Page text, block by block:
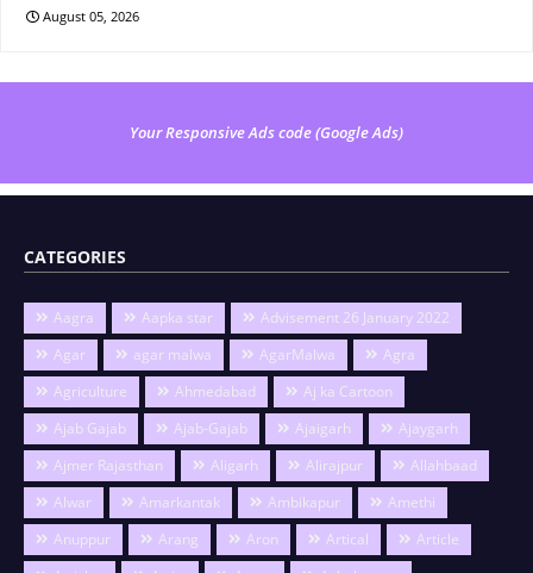
August 05, 2026
Your Responsive Ads code (Google Ads)
CATEGORIES
Aagra Aapka star
Advisement 26 January 2022
Agar
agar malwa AgarMalwa
Agra
Agriculture
Ahmedabad
Aj ka Cartoon
Ajab Gajab
Ajab-Gajab Ajaigarh
Ajaygarh
Ajmer Rajasthan
Aligarh Alirajpur
Allahbaad
Alwar
Amarkantak Ambikapur
Amethi
Anuppur
Arang Aron Artical
Article